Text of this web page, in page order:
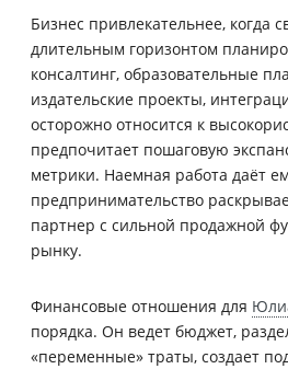
Бизнес привлекательнее, когда
длительным горизонтом
консалтинг, образовательные
издательские проекты,
осторожно относится к
предпочитает пошаговую
метрики. Наемная работа даёт
предпринимательство
партнер с сильной продажной
рынку.
Финансовые отношения для
порядка. Он ведет бюджет,
«переменные» траты, создает